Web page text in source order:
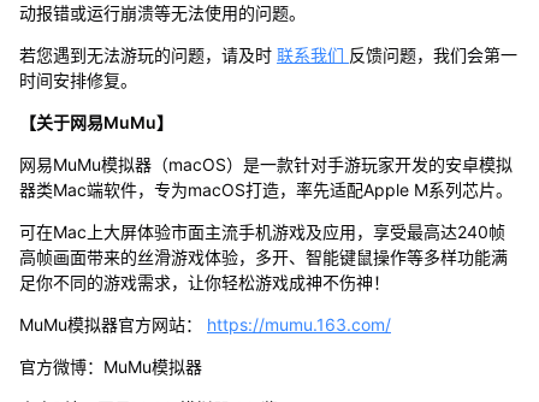
动报错或运行崩溃等无法使用的问题。
若您遇到无法游玩的问题，请及时 联系我们 反馈问题，我们会第一
时间安排修复。
【关于网易MuMu】
网易MuMu模拟器（macOS）是一款针对手游玩家开发的安卓模拟
器类Mac端软件，专为macOS打造，率先适配Apple M系列芯片。
可在Mac上大屏体验市面主流手机游戏及应用，享受最高达240帧
高帧画面带来的丝滑游戏体验，多开、智能键鼠操作等多样功能满
足你不同的游戏需求，让你轻松游戏成神不伤神！
MuMu模拟器官方网站： https://mumu.163.com/
官方微博：MuMu模拟器